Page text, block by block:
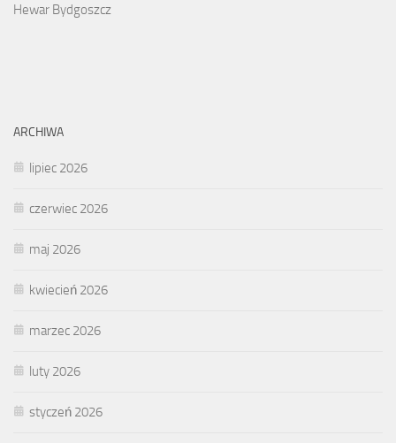
Hewar Bydgoszcz
ARCHIWA
lipiec 2026
czerwiec 2026
maj 2026
kwiecień 2026
marzec 2026
luty 2026
styczeń 2026